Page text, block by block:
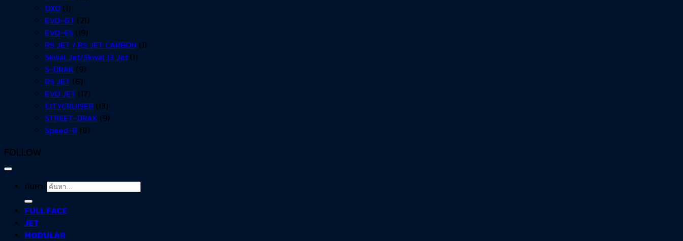
OXO (1)
EVO-GT (21)
EVO-ES (19)
RS JET / RS JET CARBON (1)
Skwal Jet/Skwal i3 Jet (1)
S-DRAK (9)
RS JET (6)
EVO JET (17)
CITYCRUISER (13)
STREET-DRAK (9)
Speed-R (8)
FOLLOW
ค้นหา:
FULL FACE
JET
MODULAR